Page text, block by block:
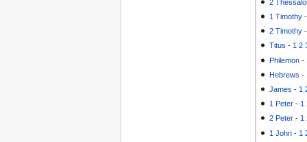
2
1 Timothy
2 Timothy
Titus - 1 2
Philemon -
Hebrews -
James - 1
1 Peter - 1
2 Peter -1
1 John - 1